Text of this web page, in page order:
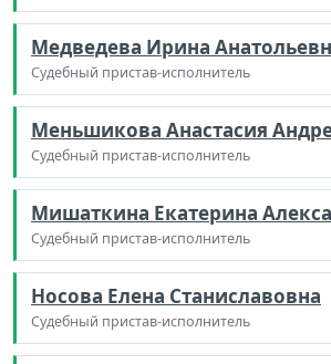
Медведева Ирина
Судебный пристав-исполнитель
Меньшикова Анастасия
Судебный пристав-исполнитель
Мишаткина Екатерина
Судебный пристав-исполнитель
Носова Елена Станиславовна
Судебный пристав-исполнитель